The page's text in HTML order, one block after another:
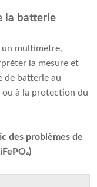
la batterie
un multimètre,
la mesure et
de batterie au
ou à la protection du
des problèmes de